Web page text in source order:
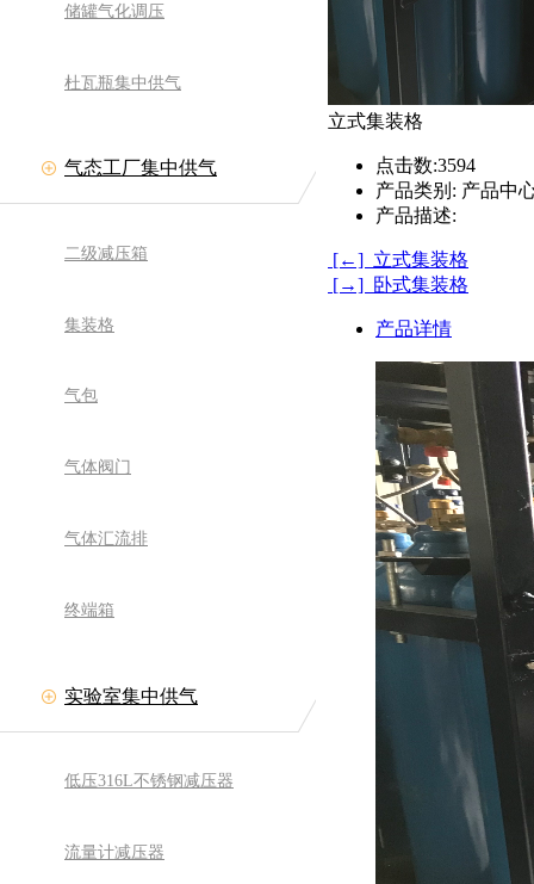
立式集装格
点击数:3594
产品类别: 产品中
产品描述:
[←] 立式集装格
[→] 卧式集装格
产品详情
储罐气化调压
杜瓦瓶集中供气
气态工厂集中供气
二级减压箱
集装格
气包
气体阀门
气体汇流排
终端箱
实验室集中供气
低压316L不锈钢减压器
流量计减压器